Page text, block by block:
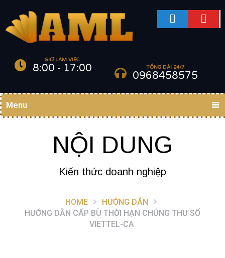
GIỜ LÀM VIỆC
8:00 - 17:00 TỔNG ĐÀI 24/7
0968458575
Menu
NỘI DUNG
Kiến thức doanh nghiệp
HOME
HƯỚNG DẪN
HƯỚNG DẪN CẤP BÙ THỜI HẠN CHỨNG THƯ SỐ
VIETTEL-CA